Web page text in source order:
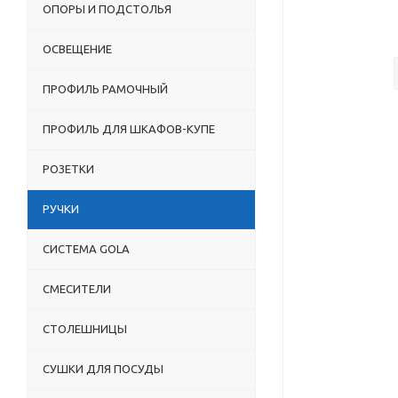
ОПОРЫ И ПОДСТОЛЬЯ
ОСВЕЩЕНИЕ
ПРОФИЛЬ РАМОЧНЫЙ
ПРОФИЛЬ ДЛЯ ШКАФОВ-КУПЕ
РОЗЕТКИ
РУЧКИ
СИСТЕМА GOLA
СМЕСИТЕЛИ
СТОЛЕШНИЦЫ
СУШКИ ДЛЯ ПОСУДЫ